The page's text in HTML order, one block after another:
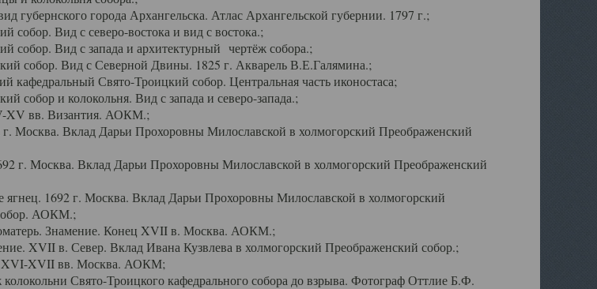
губернского города Архангельска. Атлас Архангельской губернии. 1797 г.;
Вид с северо-востока и вид с востока.;
Вид с запада и архитектурный чертёж собора.;
собор. Вид с Северной Двины. 1825 г. Акварель В.Е.Галямина.;
кафедральный Свято-Троицкий собор. Центральная часть иконостаса;
собор и колокольня. Вид с запада и северо-запада.;
вв. Византия. АОКМ.;
Москва. Вклад Дарьи Прохоровны Милославской в холмогорский Преображенский
г. Москва. Вклад Дарьи Прохоровны Милославской в холмогорский Преображенский
1692 г. Москва. Вклад Дарьи Прохоровны Милославской в холмогорский
АОКМ.;
Знамение. Конец XVII в. Москва. АОКМ.;
XVII в. Север. Вклад Ивана Кузвлева в холмогорский Преображенский собор.;
XVII вв. Москва. АОКМ;
Свято-Троицкого кафедрального собора до взрыва. Фотограф Оттлие Б.Ф.